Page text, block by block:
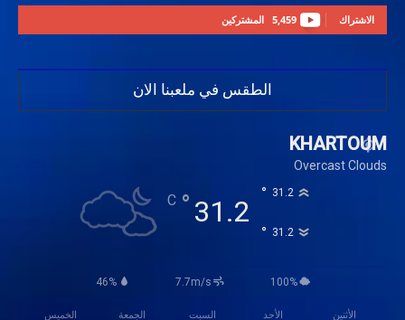
5,459 المشتركين الاشتراك
الطقس في ملعبنا الان
KHARTOUM
Overcast Clouds
31.2
°
C 31.2
°
31.2
°
46% 7.7m/s 100%
الخميس الجمعة السبت الأحد الأثنين